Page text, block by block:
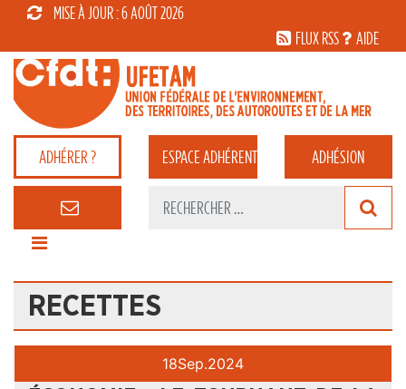
MISE À JOUR : 6 AOÛT 2026
FLUX RSS
AIDE
ADHÉRER ? ESPACEADHÉRENT ADHÉSION
RECETTES
18Sep.2024